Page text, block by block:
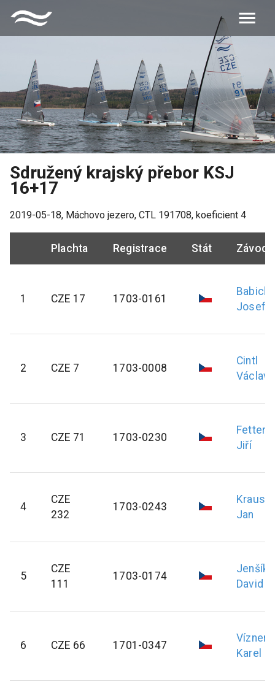
Sdružený krajský přebor KSJ
16+17
2019-05-18, Máchovo jezero, CTL 191708, koeficient 4
Plachta Registrace Stát
1 CZE 17 1703-0161
Babický
Josef
2 CZE 7 1703-0008
Cintl
Václav
3 CZE 71 1703-0230
Fetterle
Jiří
4
CZE
232
1703-0243
Kraus
Jan
5
CZE
111
1703-0174
Jenšík
David
6 CZE 66 1701-0347
Vízner
Karel